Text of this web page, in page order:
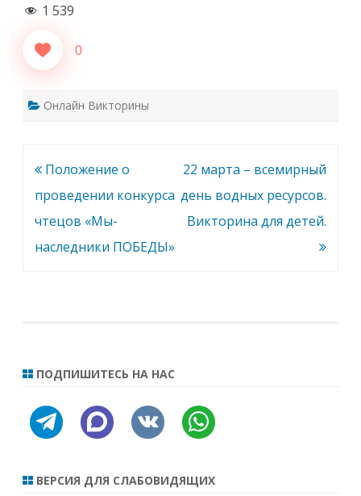
1 539
0
Онлайн Викторины
Навигация
по
записям
Положение о
проведении конкурса
чтецов «Мы-
наследники ПОБЕДЫ»
22 марта – всемирный
день водных ресурсов.
Викторина для детей.
ПОДПИШИТЕСЬ НА НАС
telegram discourse vkontakte whatsapp
ВЕРСИЯ ДЛЯ СЛАБОВИДЯЩИХ